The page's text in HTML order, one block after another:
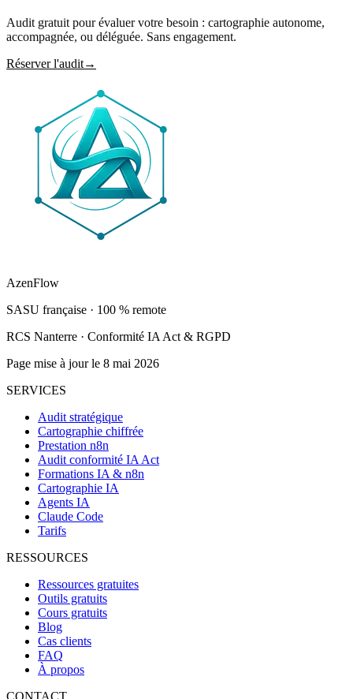
Audit gratuit pour évaluer votre besoin : cartographie autonome,
accompagnée, ou déléguée. Sans engagement.
Réserver l'audit→
AzenFlow
SASU française · 100 % remote
RCS Nanterre · Conformité IA Act & RGPD
Page mise à jour le 8 mai 2026
SERVICES
Audit stratégique
Cartographie chiffrée
Prestation n8n
Audit conformité IA Act
Formations IA & n8n
Cartographie IA
Agents IA
Claude Code
Tarifs
RESSOURCES
Ressources gratuites
Outils gratuits
Cours gratuits
Blog
Cas clients
FAQ
À propos
CONTACT